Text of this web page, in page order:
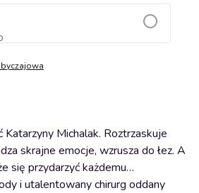
do koszyka
Michalak. Roztrzaskuje
skrajne emocje, wzrusza do łez. A
się przydarzyć każdemu…
i utalentowany chirurg oddany